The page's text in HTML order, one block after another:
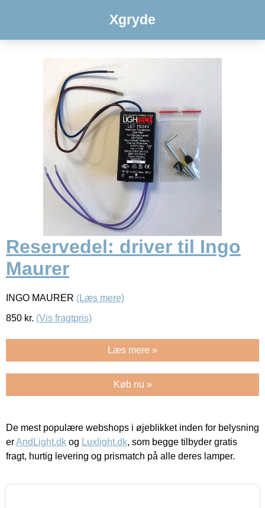
Xgryde
Reservedel: driver til Ingo
Maurer
INGO MAURER (Læs mere)
850 kr. (Vis fragtpris)
Læs mere »
Køb nu »
De mest populære webshops i øjeblikket inden for belysning
erAndLight.dk og Luxlight.dk, som begge tilbyder gratis
fragt, hurtig levering og prismatch på alle deres lamper.